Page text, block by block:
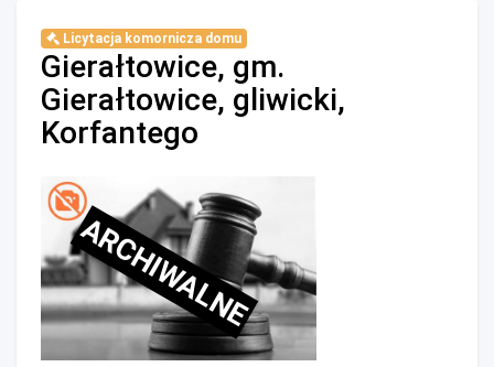
Licytacja komornicza domu
Gierałtowice, gm.
Gierałtowice, gliwicki,
Korfantego
ARCHIWALNE